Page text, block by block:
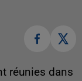
réunies dans